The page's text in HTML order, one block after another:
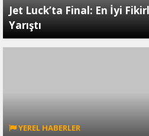
Jet Luck’ta Final: En İyi
Yarıştı
YEREL HABERLER